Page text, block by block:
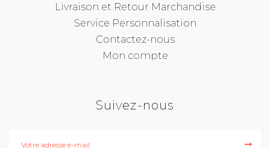
Livraison et Retour Marchandise
Service Personnalisation
Contactez-nous
Mon compte
Suivez-nous